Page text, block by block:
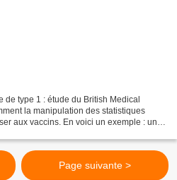
de type 1 : étude du British Medical
la manipulation des statistiques
aux vaccins. En voici un exemple : une
Page suivante >